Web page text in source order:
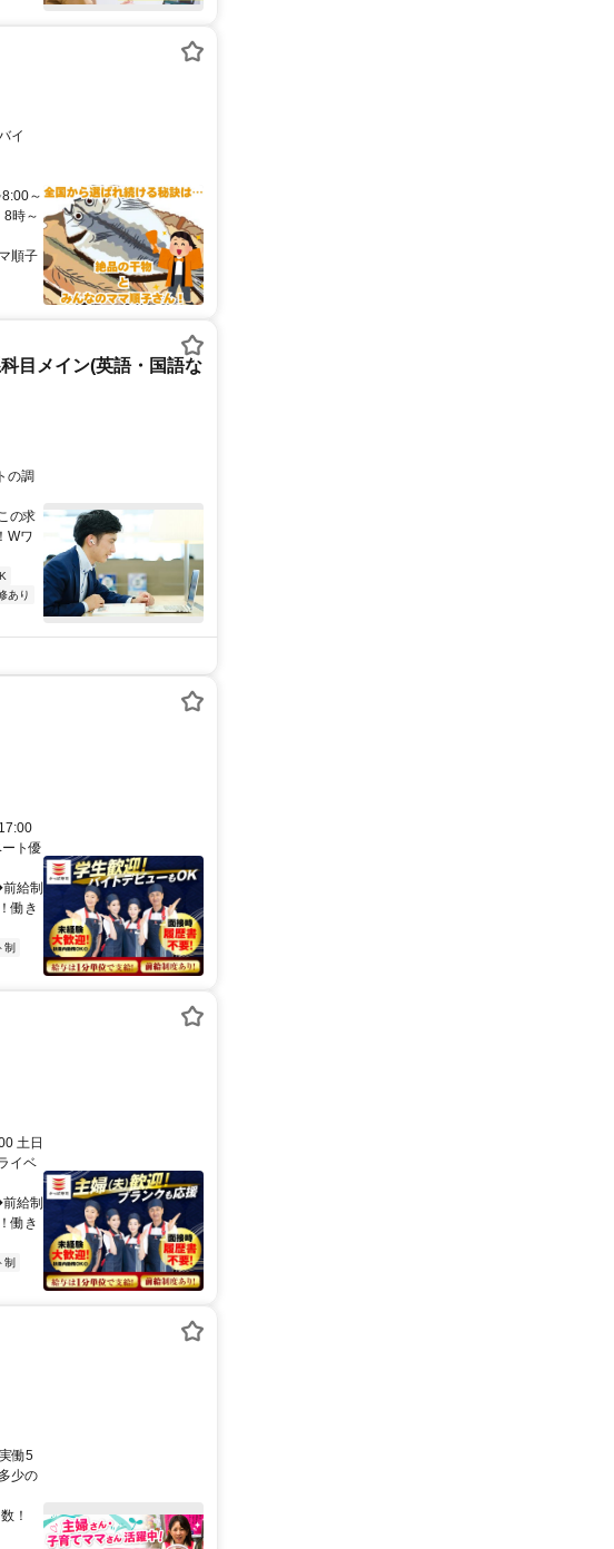
～
時～
順子
目メイン(英語・国語な
の調
の求
Wワ
あり
ト優
給制
働き
制
土日
イベ
給制
働き
制
働5
少の
！